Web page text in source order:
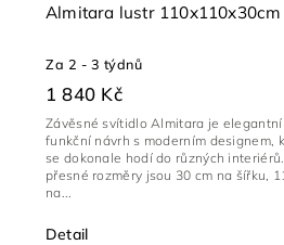
Almitara lustr 110x110x30cm
Za 2 - 3 týdnů
1 840 Kč
Detail
Závěsné svítidlo Almitara je
funkční návrh s moderním designem,
se dokonale hodí do různých
přesné rozměry jsou 30 cm na šířku,
na...